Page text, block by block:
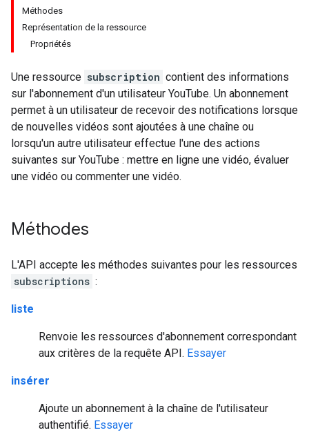
Méthodes
Représentation de la ressource
Propriétés
Une ressource subscription contient des informations
sur l'abonnement d'un utilisateur YouTube. Un abonnement
permet à un utilisateur de recevoir des notifications lorsque
de nouvelles vidéos sont ajoutées à une chaîne ou
lorsqu'un autre utilisateur effectue l'une des actions
suivantes sur YouTube : mettre en ligne une vidéo, évaluer
une vidéo ou commenter une vidéo.
Méthodes
L'API accepte les méthodes suivantes pour les ressources
subscriptions :
liste
Renvoie les ressources d'abonnement correspondant
aux critères de la requête API. Essayer
insérer
Ajoute un abonnement à la chaîne de l'utilisateur
authentifié. Essayer